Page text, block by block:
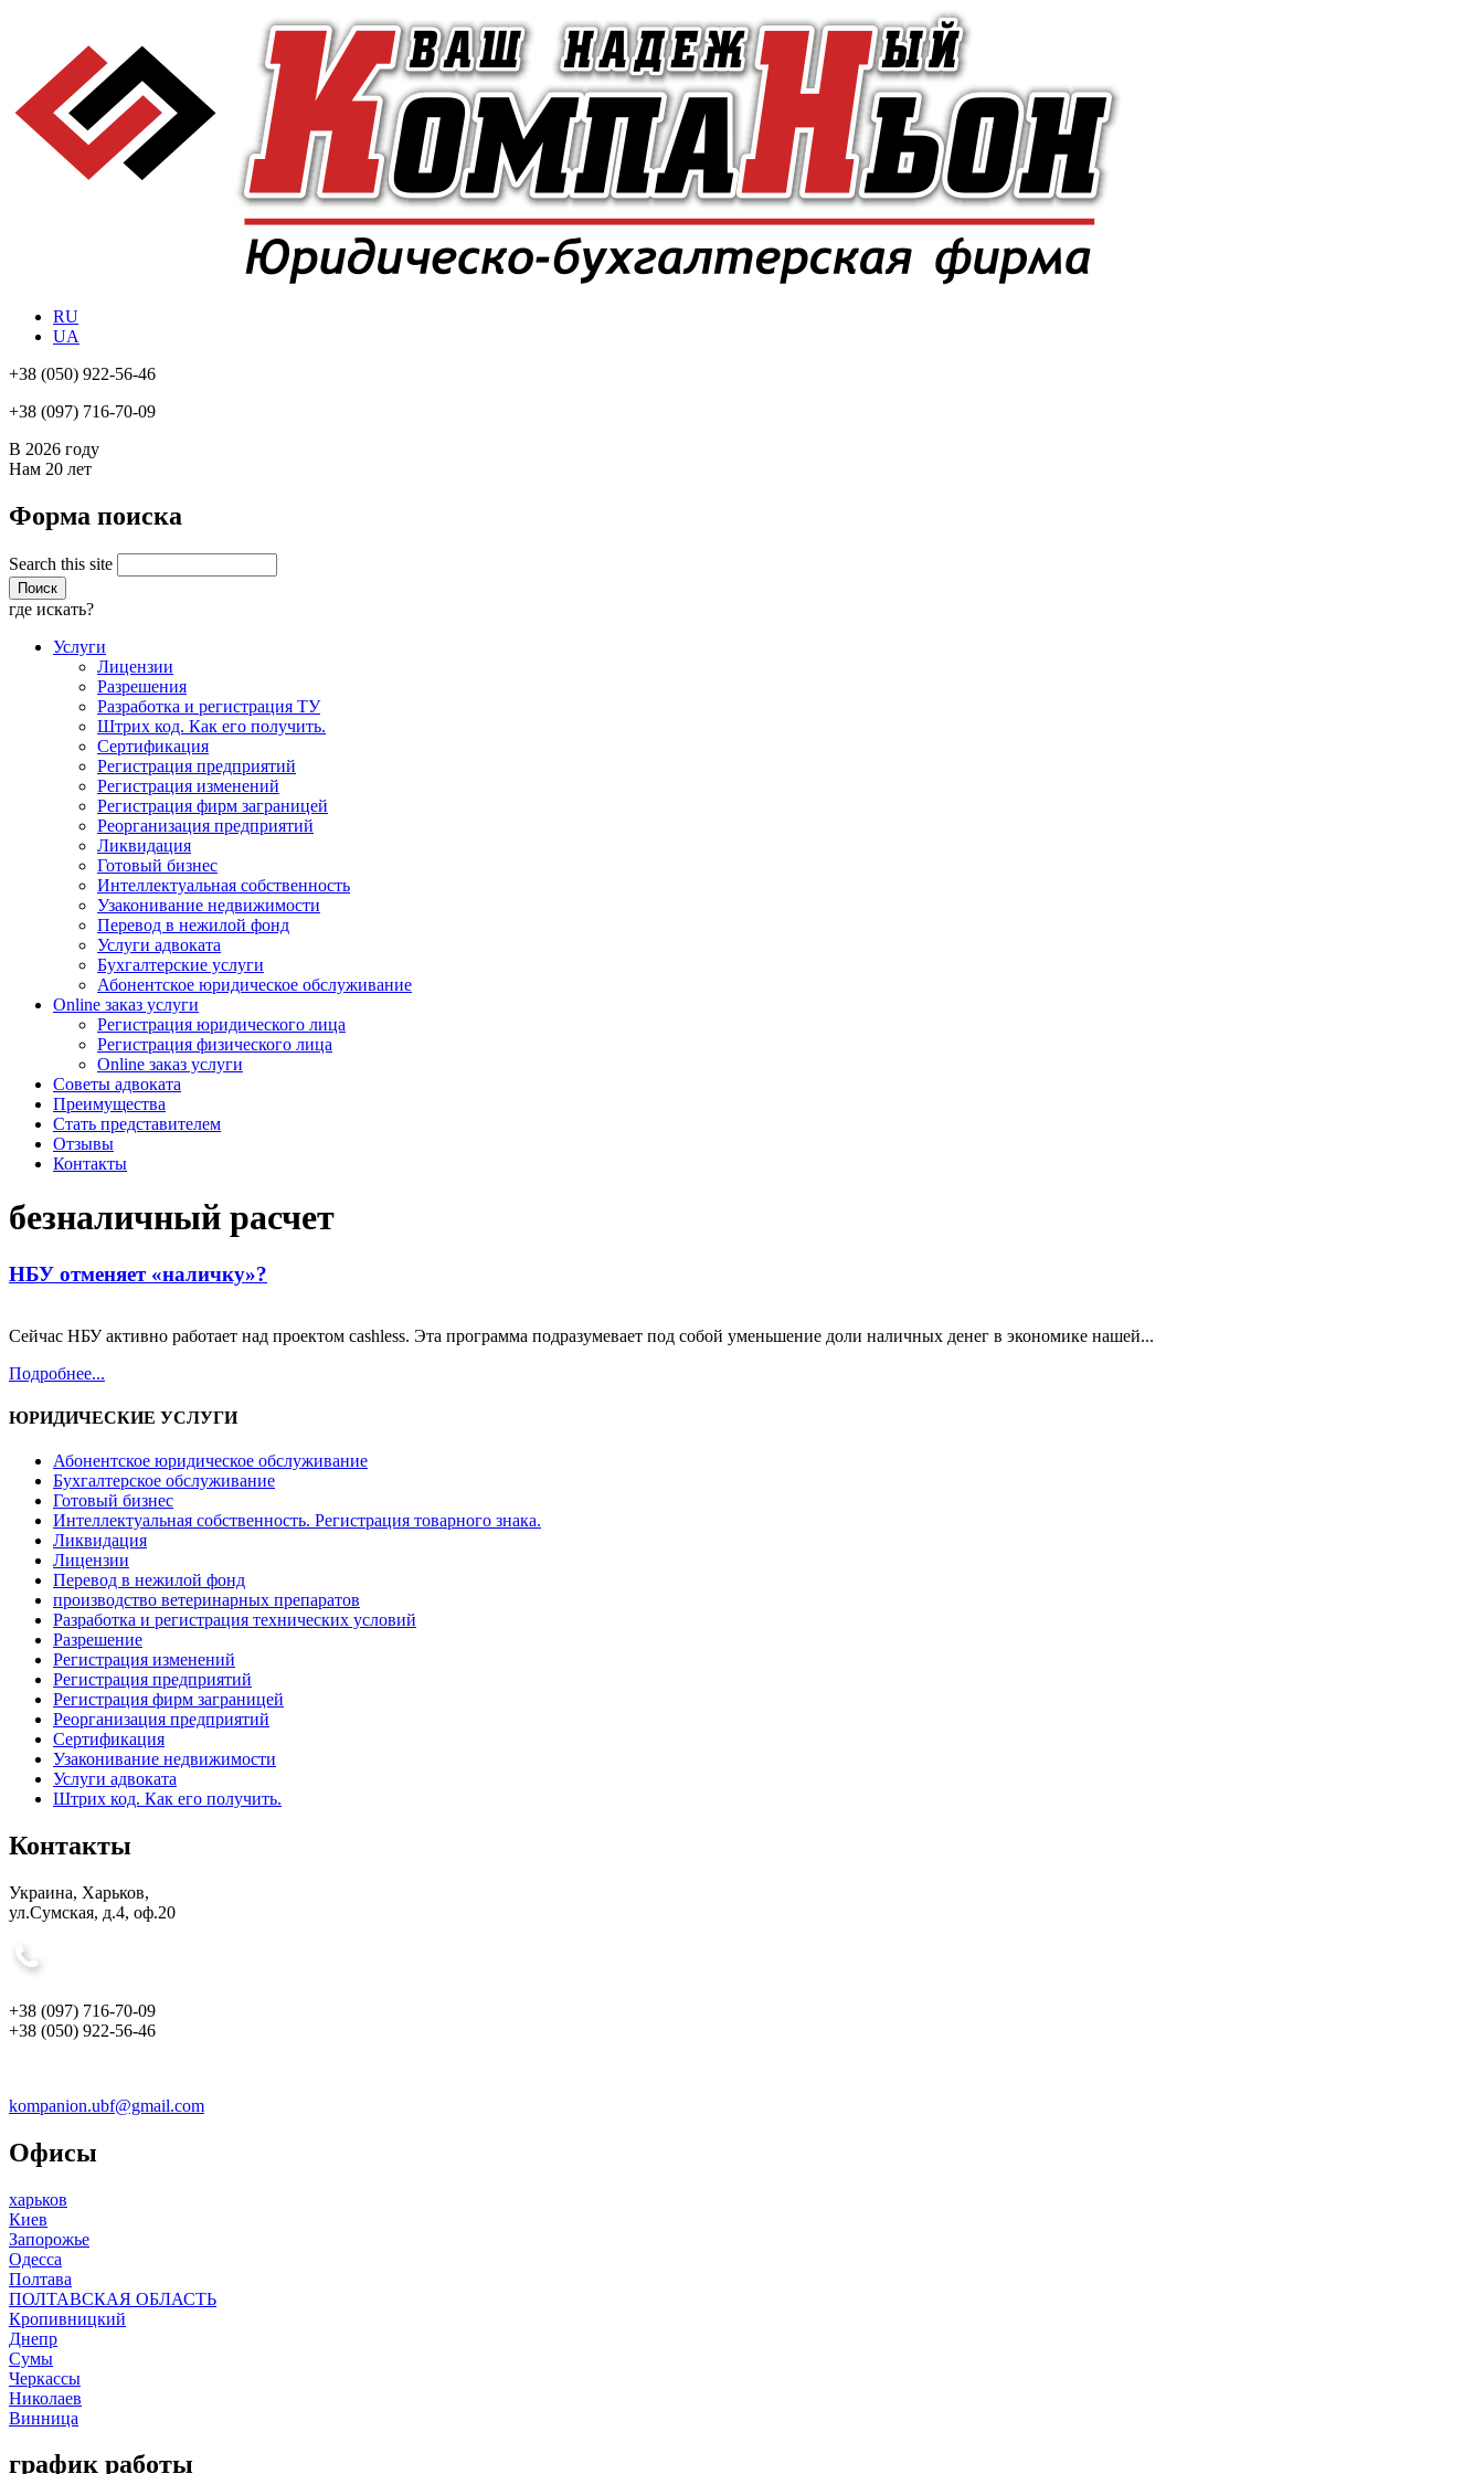
RU
UA
+38 (050) 922-56-46
+38 (097) 716-70-09
В 2026 году
Нам 20 лет
Форма поиска
Search this site
где искать?
Услуги
Лицензии
Разрешения
Разработка и регистрация ТУ
Штрих код. Как его получить.
Сертификация
Регистрация предприятий
Регистрация изменений
Регистрация фирм заграницей
Реорганизация предприятий
Ликвидация
Готовый бизнес
Интеллектуальная собственность
Узаконивание недвижимости
Перевод в нежилой фонд
Услуги адвоката
Бухгалтерские услуги
Абонентское юридическое обслуживание
Online заказ услуги
Регистрация юридического лица
Регистрация физического лица
Online заказ услуги
Советы адвоката
Преимущества
Стать представителем
Отзывы
Контакты
безналичный расчет
НБУ отменяет «наличку»?
Сейчас НБУ активно работает над проектом cashless. Эта программа подразумевает под собой уменьшение доли наличных денег в экономике нашей...
Подробнее...
ЮРИДИЧЕСКИЕ УСЛУГИ
Абонентское юридическое обслуживание
Бухгалтерское обслуживание
Готовый бизнес
Интеллектуальная собственность. Регистрация товарного знака.
Ликвидация
Лицензии
Перевод в нежилой фонд
производство ветеринарных препаратов
Разработка и регистрация технических условий
Разрешение
Регистрация изменений
Регистрация предприятий
Регистрация фирм заграницей
Реорганизация предприятий
Сертификация
Узаконивание недвижимости
Услуги адвоката
Штрих код. Как его получить.
Контакты
Украина, Харьков,
ул.Сумская, д.4, оф.20
+38 (097) 716-70-09
+38 (050) 922-56-46
kompanion.ubf@gmail.com
Офисы
харьков
Киев
Запорожье
Одесса
Полтава
ПОЛТАВСКАЯ ОБЛАСТЬ
Кропивницкий
Днепр
Сумы
Черкассы
Николаев
Винница
график работы